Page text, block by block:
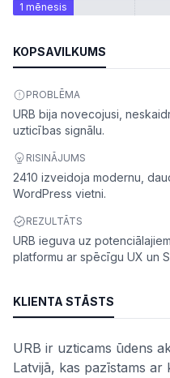
1 mēnesis
KOPSAVILKUMS
PROBLĒMA
URB bija novecojusi,
uzticības signālu.
RISINĀJUMS
2410 izveidoja modernu,
WordPress vietni.
REZULTĀTS
URB ieguva uz
platformu ar spēcīgu UX un
KLIENTA STĀSTS
URB ir uzticams ūdens
Latvijā, kas pazīstams